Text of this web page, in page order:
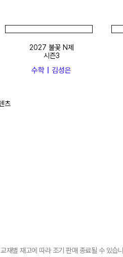
2027 불꽃 N제
시즌3
수학 | 김성은
교재별 재고에 따라 조기 판매 종료될 수 있습